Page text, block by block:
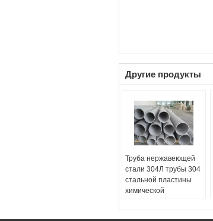
Другие продукты
Труба нержавеющей
стали 304Л трубы 304
стальной пластины
химической
безшовная